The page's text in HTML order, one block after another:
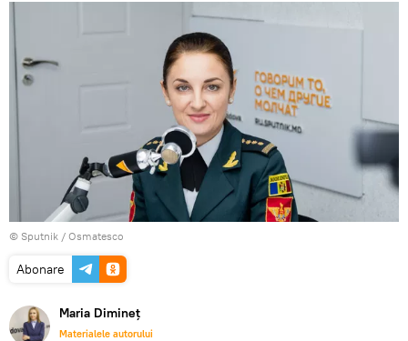
© Sputnik / Osmatesco
Abonare
Maria Dimineț
Materialele autorului